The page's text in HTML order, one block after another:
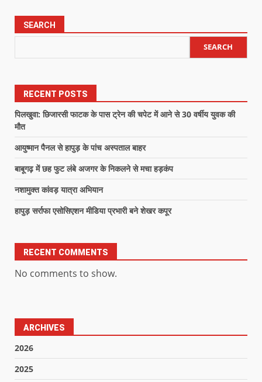
SEARCH
SEARCH
RECENT POSTS
पिलखुवा: छिजारसी फाटक के पास ट्रेन की चपेट में आने से 30 वर्षीय युवक की
मौत
आयुष्मान पैनल से हापुड़ के पांच अस्पताल बाहर
बाबूगढ़ में छह फुट लंबे अजगर के निकलने से मचा हड़कंप
नशामुक्त कांवड़ यात्रा अभियान
हापुड़ सर्राफा एसोसिएशन मीडिया प्रभारी बने शेखर कपूर
RECENT COMMENTS
No comments to show.
ARCHIVES
2026
2025